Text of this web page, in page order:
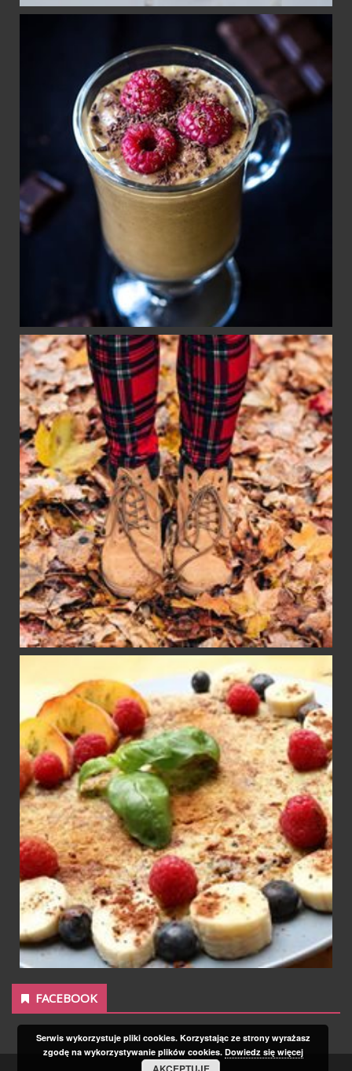
FACEBOOK
Serwis wykorzystuje pliki cookies. Korzystając ze strony wyrażasz
zgodę na wykorzystywanie plików cookies. Dowiedz się więcej